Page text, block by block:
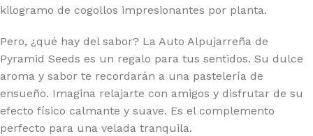
kilogramo de cogollos impresionantes por planta.
Pero, ¿qué hay del sabor? La Auto Alpujarreña de
Pyramid Seeds es un regalo para tus sentidos. Su dulce
aroma y sabor te recordarán a una pastelería de
ensueño. Imagina relajarte con amigos y disfrutar de su
efecto físico calmante y suave. Es el complemento
perfecto para una velada tranquila.